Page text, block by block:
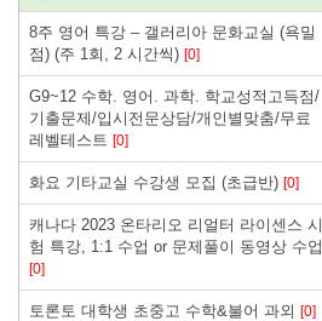
8주 영어 특강 – 갤러리아 문화교실 (욕밀
점) (주 1회, 2 시간씩) [0]
G9~12 수학. 영어. 과학. 학교성적고득점/
기출문제/입시전문상담/개인별맞춤/무료
레벨테스트 [0]
화요 기타교실 수강생 모집 (초급반) [0]
캐나다 2023 온타리오 리얼터 라이센스 시
험 특강, 1:1 수업 or 문제풀이 동영상 수업
[0]
토론토 대학생 초중고 수학&불어 과외 [0]